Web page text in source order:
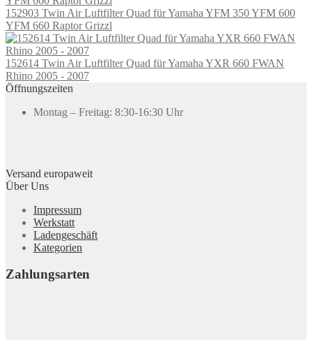
152903 Twin Air Luftfilter Quad für Yamaha YFM 350 YFM 600
YFM 660 Raptor Grizzl
152614 Twin Air Luftfilter Quad für Yamaha YXR 660 FWAN
Rhino 2005 - 2007
Öffnungszeiten
Montag – Freitag: 8:30-16:30 Uhr
Versand europaweit
Über Uns
Impressum
Werkstatt
Ladengeschäft
Kategorien
Zahlungsarten